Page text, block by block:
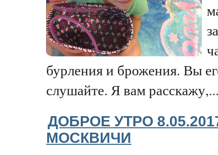
бурления и брожения. Вы
слушайте. Я вам
ДОБРОЕ УТРО
МОСКВИЧИ